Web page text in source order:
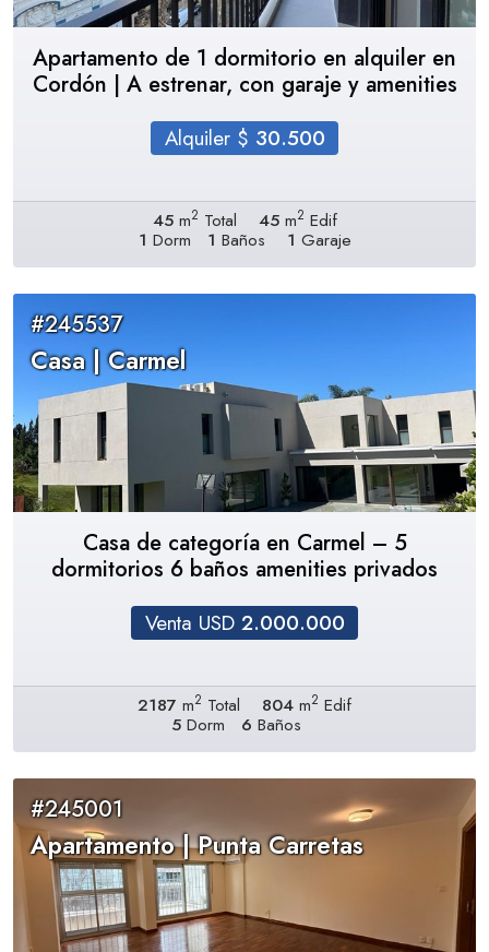
Apartamento de 1 dormitorio en alquiler en
Cordón | A estrenar, con garaje y amenities
Alquiler $ 30.500
45m2 Total 45m2 Edif
1 Dorm 1 Baños 1 Garaje
#245537
Casa | Carmel
Casa de categoría en Carmel – 5
dormitorios 6 baños amenities privados
Venta USD 2.000.000
2187 m2 Total 804 m2 Edif
5 Dorm 6 Baños
#245001
Apartamento | Punta Carretas